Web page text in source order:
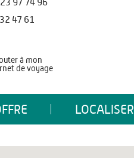
97 74 96
47 61
à mon
de voyage
LOCALISER